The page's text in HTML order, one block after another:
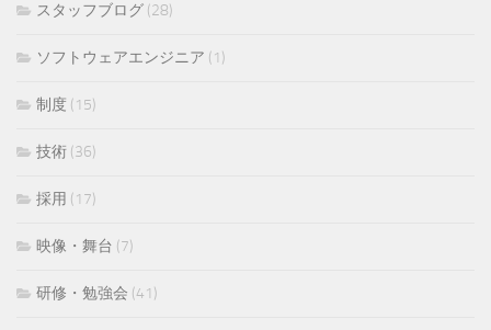
スタッフブログ (28)
ソフトウェアエンジニア (1)
制度 (15)
技術 (36)
採用 (17)
映像・舞台 (7)
研修・勉強会 (41)